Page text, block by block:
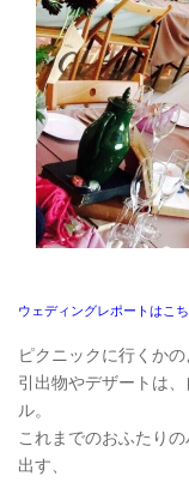
ウェディングレポートはこ
ピクニックに行くか
引出物やデザートは
ル。
これまでのおふたり
出す、